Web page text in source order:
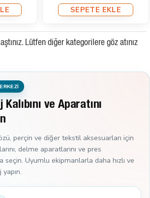
SEPETE EKLE
Lütfen diğer kategorilere göz atınız
ve Aparatını
perçin ve diğer tekstil aksesuarları için
delme aparatlarını ve pres
seçin. Uyumlu ekipmanlarla daha hızlı ve